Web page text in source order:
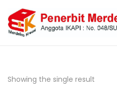
Showing the single result